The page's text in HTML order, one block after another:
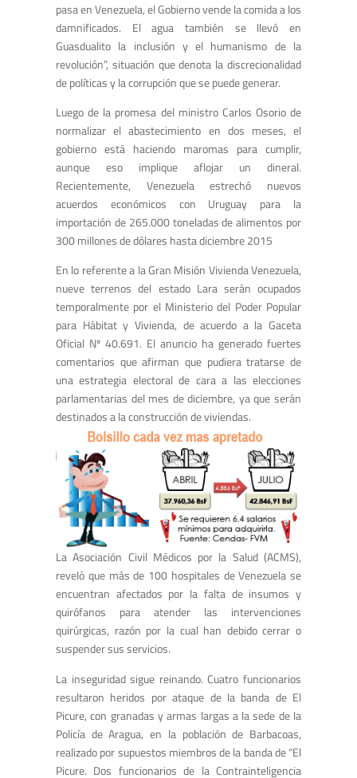
pasa en Venezuela, el Gobierno vende la comida a los
damnificados. El agua también se llevó en
Guasdualito la inclusión y el humanismo de la
revolución”, situación que denota la discrecionalidad
de políticas y la corrupción que se puede generar.
Luego de la promesa del ministro Carlos Osorio de
normalizar el abastecimiento en dos meses, el
gobierno está haciendo maromas para cumplir,
aunque eso implique aflojar un dineral.
Recientemente, Venezuela estrechó nuevos
acuerdos económicos con Uruguay para la
importación de 265.000 toneladas de alimentos por
300 millones de dólares hasta diciembre 2015
En lo referente a la Gran Misión Vivienda Venezuela,
nueve terrenos del estado Lara serán ocupados
temporalmente por el Ministerio del Poder Popular
para Hábitat y Vivienda, de acuerdo a la Gaceta
Oficial Nº 40.691. El anuncio ha generado fuertes
comentarios que afirman que pudiera tratarse de
una estrategia electoral de cara a las elecciones
parlamentarias del mes de diciembre, ya que serán
destinados a la construcción de viviendas.
La Asociación Civil Médicos por la Salud (ACMS),
reveló que más de 100 hospitales de Venezuela se
encuentran afectados por la falta de insumos y
quirófanos para atender las intervenciones
quirúrgicas, razón por la cual han debido cerrar o
suspender sus servicios.
La inseguridad sigue reinando. Cuatro funcionarios
resultaron heridos por ataque de la banda de El
Picure, con granadas y armas largas a la sede de la
Policía de Aragua, en la población de Barbacoas,
realizado por supuestos miembros de la banda de “El
Picure. Dos funcionarios de la Contrainteligencia